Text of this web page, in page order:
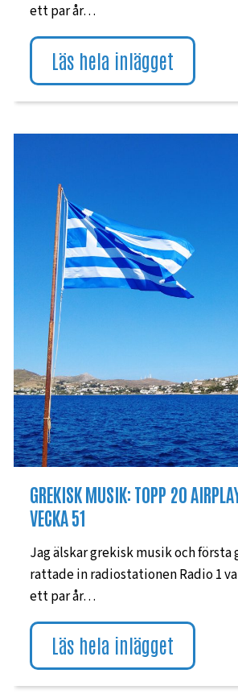
ett par år…
Läs hela inlägget
GREKISK MUSIK: TOPP 20
VECKA 51
Jag älskar grekisk musik och första
rattade in radiostationen Radio 1
ett par år…
Läs hela inlägget